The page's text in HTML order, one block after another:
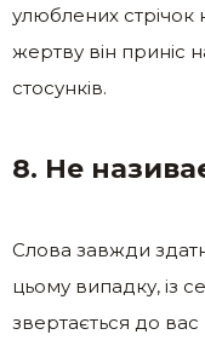
улюблених стрічок
жертву він приніс
стосунків.
8. Не
Слова завжди
цьому випадку, із
звертається до вас